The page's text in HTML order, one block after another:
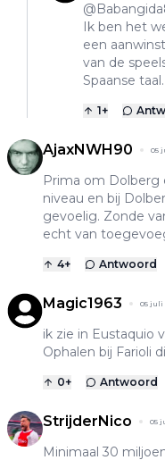
Ik ben het
een
van de
Spaanse taal.
1+
AjaxNWH90 05
Prima om Dolberg
niveau en bij
gevoelig. Zonde
echt van
4+ Antwoord
Magic1963 05 juli
ik zie in Eustaquio
Ophalen bij Farioli
0+ Antwoord
StrijderNico 05
Minimaal 30